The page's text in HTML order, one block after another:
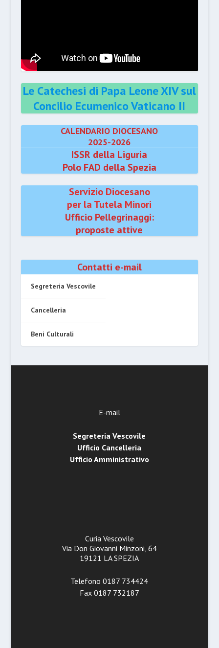
Le Catechesi di Papa Leone XIV sul
Concilio Ecumenico Vaticano II
CALENDARIO DIOCESANO
2025-2026
ISSR della Liguria
Polo FAD della Spezia
Servizio Diocesano
per la Tutela Minori
Ufficio Pellegrinaggi:
proposte attive
Contatti e-mail
Segreteria Vescovile
Cancelleria
Beni Culturali
E-mail
Segreteria Vescovile
Ufficio Cancelleria
Ufficio Amministrativo
Curia Vescovile
Via Don Giovanni Minzoni, 64
19121 LA SPEZIA
Telefono 0187 734424
Fax 0187 732187